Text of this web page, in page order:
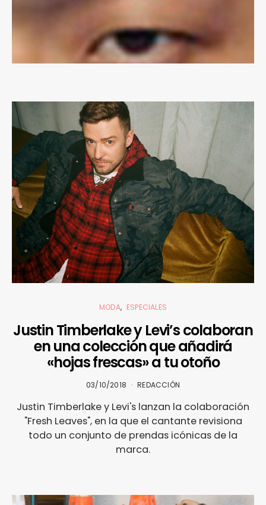
MODA ESPECIALES
Justin Timberlake y Levi’s colaboran
en una colección que añadirá
«hojas frescas» a tu otoño
03/10/2018 REDACCIÓN
Justin Timberlake y Levi's lanzan la colaboración
"Fresh Leaves", en la que el cantante revisiona
todo un conjunto de prendas icónicas de la
marca.